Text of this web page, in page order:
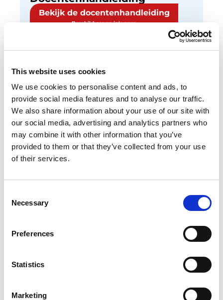
This website uses cookies
We use cookies to personalise content and ads, to
provide social media features and to analyse our traffic.
We also share information about your use of our site with
our social media, advertising and analytics partners who
may combine it with other information that you’ve
provided to them or that they’ve collected from your use
of their services.
Selection
Necessary
Preferences
Statistics
Marketing
Bekijk de docentenhandleiding
iemand die je kent. Bijvoorbeeld voor je
ouders/opvoeders, een familielid of iemand uit
de buurt.
Heb je geen Entree account?